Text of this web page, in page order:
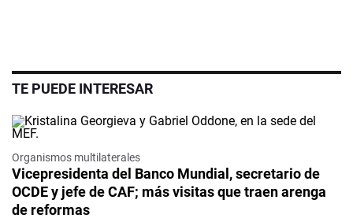
TE PUEDE INTERESAR
Organismos multilaterales
Vicepresidenta del Banco Mundial, secretario de
OCDE y jefe de CAF; más visitas que traen arenga
de reformas